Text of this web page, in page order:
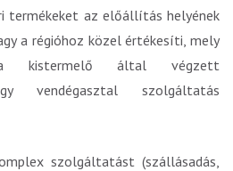
az előállítás helyének
a régióhoz közel értékesíti, mely
kistermelő által végzett
vendégasztal szolgáltatás
szolgáltatást (szállásadás,